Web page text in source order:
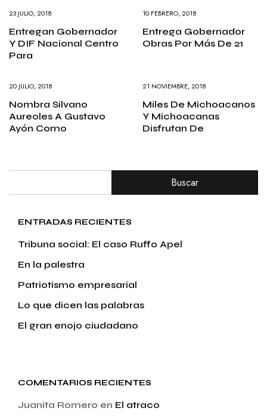
23 JULIO, 2018
Entregan Gobernador
Y DIF Nacional Centro
Para
10 FEBRERO, 2018
Entrega Gobernador
Obras Por Más De 21
20 JULIO, 2018
Nombra Silvano
Aureoles A Gustavo
Ayón Como
21 NOVIEMBRE, 2018
Miles De Michoacanos
Y Michoacanas
Disfrutan De
Buscar
ENTRADAS RECIENTES
Tribuna social: El caso Ruffo Apel
En la palestra
Patriotismo empresarial
Lo que dicen las palabras
El gran enojo ciudadano
COMENTARIOS RECIENTES
Juanita Romero en El atraco